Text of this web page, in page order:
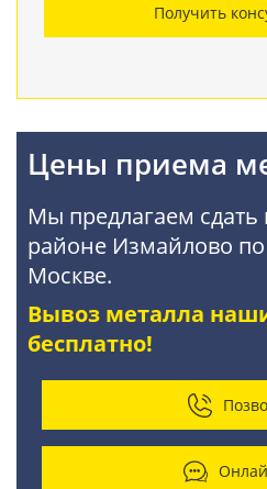
Покупка АКБ
Получить
Цены приема
Мы предлагаем
районе Измайлово
Москве.
Вывоз металла
бесплатно!